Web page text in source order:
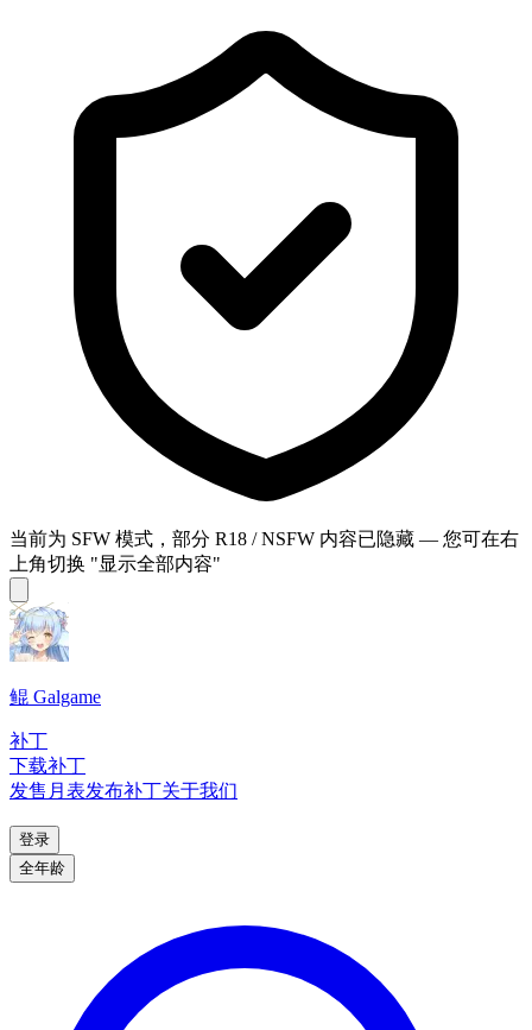
当前为 SFW 模式，部分 R18 / NSFW 内容已隐藏 — 您可在右
上角切换 "显示全部内容"
鲲 Galgame
补丁
下载补丁
发售月表发布补丁关于我们
登录
全年龄